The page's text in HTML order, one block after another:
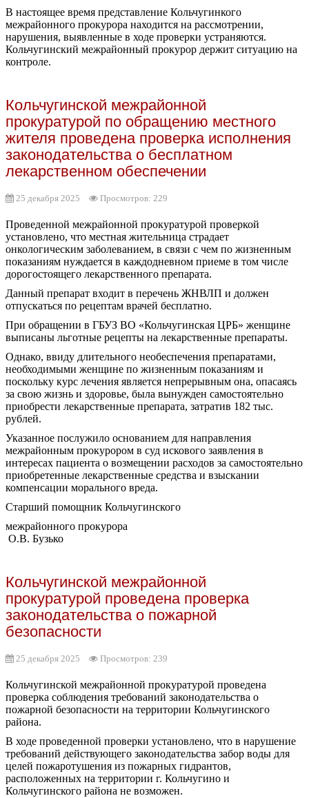
В настоящее время представление Кольчугинкого
межрайонного прокурора находится на рассмотрении,
нарушения, выявленные в ходе проверки устраняются.
Кольчугинский межрайонный прокурор держит ситуацию на
контроле.
Кольчугинской межрайонной
прокуратурой по обращению местного
жителя проведена проверка исполнения
законодательства о бесплатном
лекарственном обеспечении
25 декабря 2025 Просмотров: 229
Проведенной межрайонной прокуратурой проверкой
установлено, что местная жительница страдает
онкологическим заболеванием, в связи с чем по жизненным
показаниям нуждается в каждодневном приеме в том числе
дорогостоящего лекарственного препарата.
Данный препарат входит в перечень ЖНВЛП и должен
отпускаться по рецептам врачей бесплатно.
При обращении в ГБУЗ ВО «Кольчугинская ЦРБ» женщине
выписаны льготные рецепты на лекарственные препараты.
Однако, ввиду длительного необеспечения препаратами,
необходимыми женщине по жизненным показаниям и
поскольку курс лечения является непрерывным она, опасаясь
за свою жизнь и здоровье, была вынужден самостоятельно
приобрести лекарственные препарата, затратив 182 тыс.
рублей.
Указанное послужило основанием для направления
межрайонным прокурором в суд искового заявления в
интересах пациента о возмещении расходов за самостоятельно
приобретенные лекарственные средства и взыскании
компенсации морального вреда.
Старший помощник Кольчугинского
межрайонного прокурора
О.В. Бузько
Кольчугинской межрайонной
прокуратурой проведена проверка
законодательства о пожарной
безопасности
25 декабря 2025 Просмотров: 239
Кольчугинской межрайонной прокуратурой проведена
проверка соблюдения требований законодательства о
пожарной безопасности на территории Кольчугинского
района.
В ходе проведенной проверки установлено, что в нарушение
требований действующего законодательства забор воды для
целей пожаротушения из пожарных гидрантов,
расположенных на территории г. Кольчугино и
Кольчугинского района не возможен.